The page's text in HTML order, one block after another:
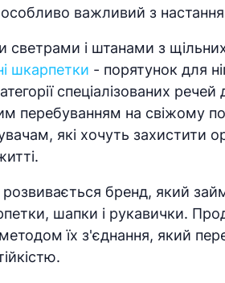
важливий з
светрами і штанами з
шкарпетки - порятунок для
спеціалізованих
перебуванням на свіжому
які хочуть захистити
бренд, який
шапки і рукавички.
їх з'єднання, який